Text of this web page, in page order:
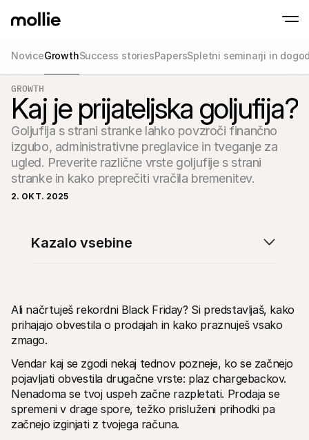
Prisloni in Plačaj na IPhone
Sprejmite brezstična plačila neposredno
Izvedite več
Spletna plačila
Sprejmite in
plačila
Fizična plačila
Sprejemajte plačila s
napravami
Checkout
Ponudite Checkout,
Preprečite goljufije
Tehnični viri
Portal za razvijalce
Odkrijte vire za razvijalce in posodobitve
NoviceGrowthSuccess storiesPapersSpletni seminarji in
GROWTH
Kaj je prijateljska goljufija?
Goljufija s strani stranke lahko povzroči finančno
izgubo, administrativne preglavice in tveganje za
ugled. Preverite različne vrste goljufije s strani
2. OKT. 2025
Ali načrtuješ rekordni Black Friday? Si predstavljaš, kako
prihajajo obvestila o prodajah in kako praznuješ vsako
zmago.
Vendar kaj se zgodi nekaj tednov pozneje, ko se začnejo
pojavljati obvestila drugačne vrste: plaz chargebackov.
Nenadoma se tvoj uspeh začne razpletati. Prodaja se
spremeni v drage spore, težko prisluženi prihodki pa
začnejo izginjati z tvojega računa.
Kazalo vsebine